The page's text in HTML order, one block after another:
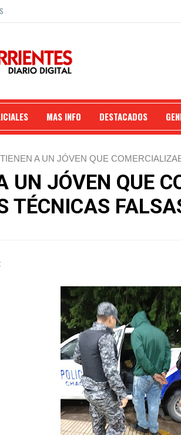
MAS INFO DESTACADOS
A UN JÓVEN QUE
UN JÓVEN QUE
TÉCNICAS